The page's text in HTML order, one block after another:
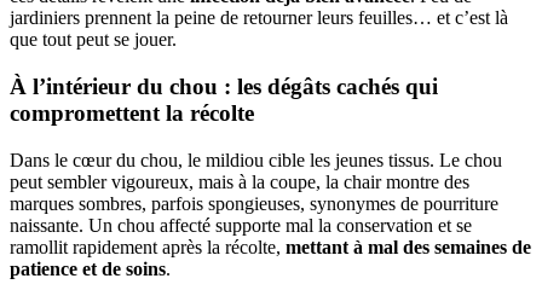
jardiniers prennent la peine de retourner leurs feuilles… et c’est là
que tout peut se jouer.
À l’intérieur du chou : les dégâts cachés qui
compromettent la récolte
Dans le cœur du chou, le mildiou cible les jeunes tissus. Le chou
peut sembler vigoureux, mais à la coupe, la chair montre des
marques sombres, parfois spongieuses, synonymes de pourriture
naissante. Un chou affecté supporte mal la conservation et se
ramollit rapidement après la récolte, mettant à mal des semaines de
patience et de soins.